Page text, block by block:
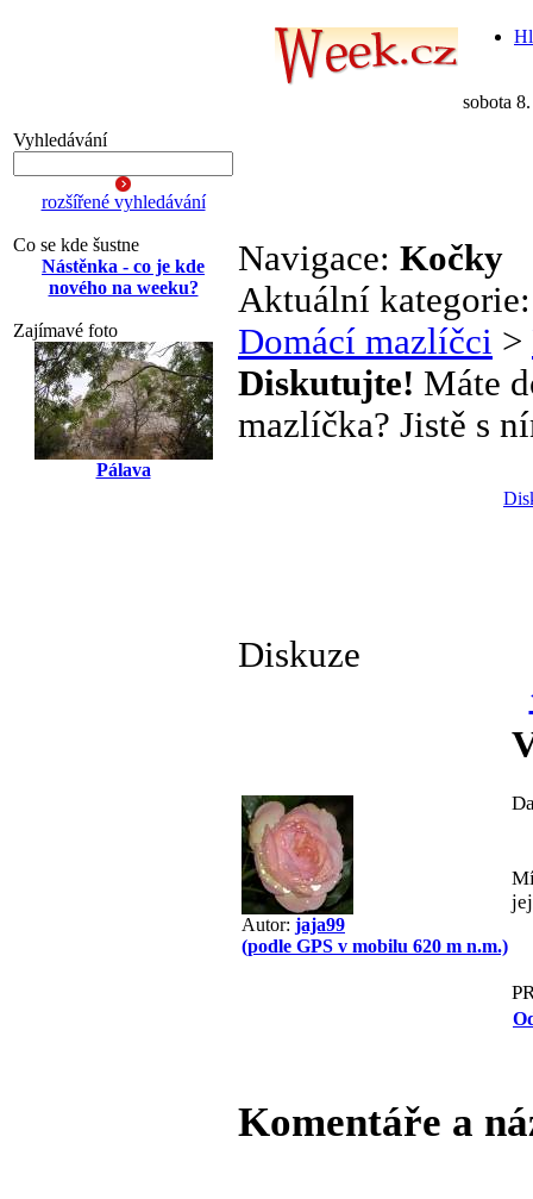
sobota
Vyhledávání
rozšířené vyhledávání
Co se kde šustne
Nástěnka - co je kde
nového na weeku?
Zajímavé foto
Pálava
Navigace: Kočky
Aktuální
Domácí mazlíčci >
Diskutujte! Máte
mazlíčka? Jistě s
Diskuze
Autor: jaja99
(podle GPS v mobilu 620 m n.m.)
Komentáře a